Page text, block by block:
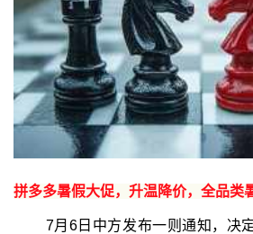
拼多多暑假大促，升温降价，全品类
7月6日中方发布一则通知，决